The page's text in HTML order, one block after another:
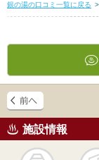
銀の湯の口コミ一覧に戻る >
施設情報